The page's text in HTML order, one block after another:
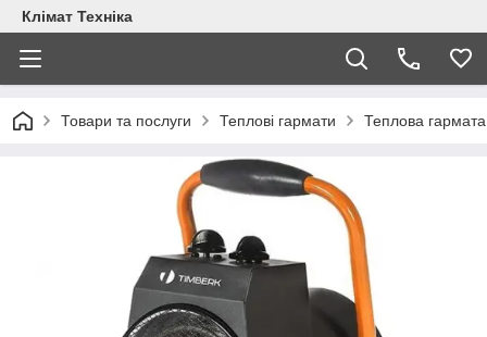
Клімат Техніка
Товари та послуги Теплові гармати Теплова